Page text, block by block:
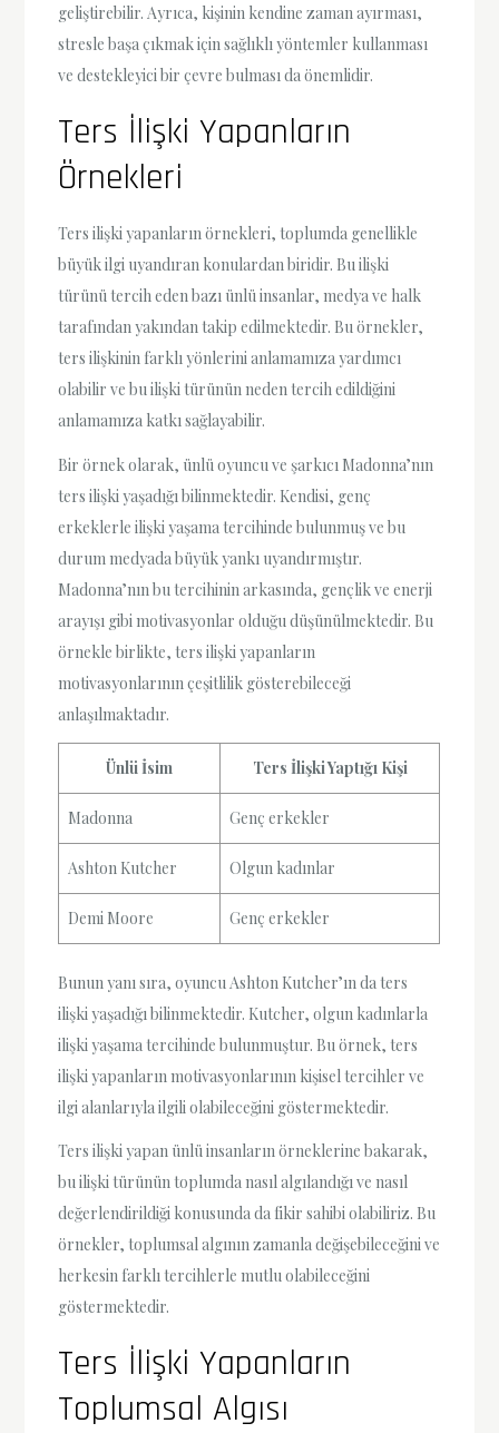
geliştirebilir. Ayrıca, kişinin kendine zaman ayırması,
stresle başa çıkmak için sağlıklı yöntemler kullanması
ve destekleyici bir çevre bulması da önemlidir.
Ters İlişki Yapanların
Örnekleri
Ters ilişki yapanların örnekleri, toplumda genellikle
büyük ilgi uyandıran konulardan biridir. Bu ilişki
türünü tercih eden bazı ünlü insanlar, medya ve halk
tarafından yakından takip edilmektedir. Bu örnekler,
ters ilişkinin farklı yönlerini anlamamıza yardımcı
olabilir ve bu ilişki türünün neden tercih edildiğini
anlamamıza katkı sağlayabilir.
Bir örnek olarak, ünlü oyuncu ve şarkıcı Madonna’nın
ters ilişki yaşadığı bilinmektedir. Kendisi, genç
erkeklerle ilişki yaşama tercihinde bulunmuş ve bu
durum medyada büyük yankı uyandırmıştır.
Madonna’nın bu tercihinin arkasında, gençlik ve enerji
arayışı gibi motivasyonlar olduğu düşünülmektedir. Bu
örnekle birlikte, ters ilişki yapanların
motivasyonlarının çeşitlilik gösterebileceği
anlaşılmaktadır.
Ünlü İsim Ters İlişki Yaptığı Kişi
Madonna Genç erkekler
Ashton Kutcher Olgun kadınlar
Demi Moore Genç erkekler
Bunun yanı sıra, oyuncu Ashton Kutcher’ın da ters
ilişki yaşadığı bilinmektedir. Kutcher, olgun kadınlarla
ilişki yaşama tercihinde bulunmuştur. Bu örnek, ters
ilişki yapanların motivasyonlarının kişisel tercihler ve
ilgi alanlarıyla ilgili olabileceğini göstermektedir.
Ters ilişki yapan ünlü insanların örneklerine bakarak,
bu ilişki türünün toplumda nasıl algılandığı ve nasıl
değerlendirildiği konusunda da fikir sahibi olabiliriz. Bu
örnekler, toplumsal algının zamanla değişebileceğini ve
herkesin farklı tercihlerle mutlu olabileceğini
göstermektedir.
Ters İlişki Yapanların
Toplumsal Algısı